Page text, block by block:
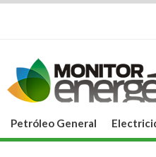
Petróleo General